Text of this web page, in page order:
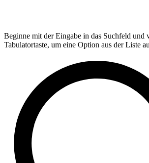
Beginne mit der Eingabe in das Suchfeld und
Tabulatortaste, um eine Option aus der Liste